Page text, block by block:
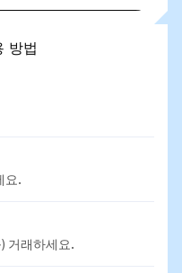
법
요.
거래하세요.